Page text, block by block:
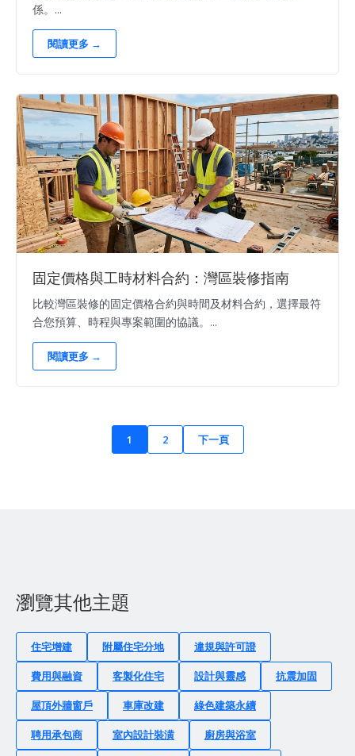
係。...
閱讀更多 →
固定價格與工時材料合約：灣區裝修指南
比較灣區裝修的固定價格合約與時間及材料合約，選擇最符
合您預算、時程與專案範圍的協議。...
閱讀更多 →
1 2 下一頁
瀏覽其他主題
住宅增建 附屬住宅分地 違規與許可證
費用與融資 客製化住宅 設計與靈感 抗震加固
屋頂外牆窗戶 車庫改建 綠色建築永續
聘用承包商 室內設計裝潢 廚房與浴室